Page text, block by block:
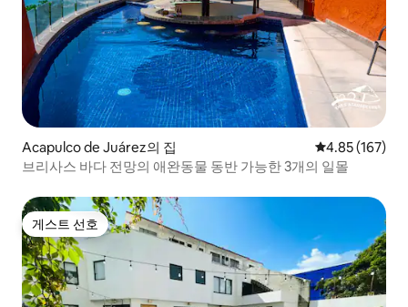
Acapulco de Juárez의 집 평점 4.85점(5
4.85 (167)
브리사스 바다 전망의 애완동물 동반 가능한 3개의 일몰
게스트 선호
게스트 선호